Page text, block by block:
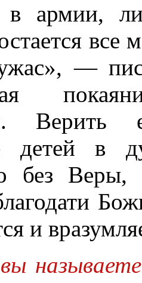
армии,
—
детей в
без Веры,
и